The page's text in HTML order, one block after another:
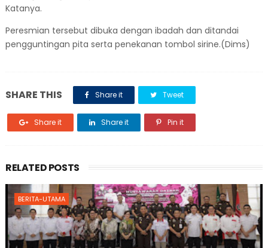
Katanya.
Peresmian tersebut dibuka dengan ibadah dan ditandai
pengguntingan pita serta penekanan tombol sirine.(Dims)
SHARE THIS Share it Tweet
Share it Share it Pin it
RELATED POSTS
BERITA-UTAMA